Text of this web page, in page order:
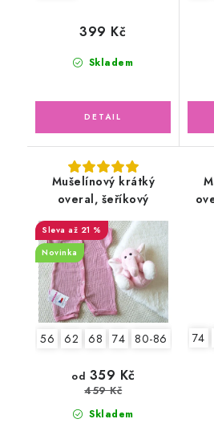
Skladem
399 Kč
Mušelínový krátký
overal, šeříkový
až 21 %
Novinka
56 62 68 74 80-86 92-98
Skladem
od 359 Kč
459 Kč
74